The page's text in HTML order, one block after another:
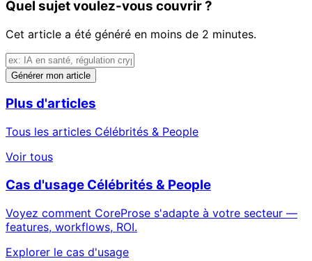
Quel sujet voulez-vous couvrir ?
Cet article a été généré en moins de 2 minutes.
Générer mon article
Plus d'articles
Tous les articles Célébrités & People
Voir tous
Cas d'usage Célébrités & People
Voyez comment CoreProse s'adapte à votre secteur —
features, workflows, ROI.
Explorer le cas d'usage